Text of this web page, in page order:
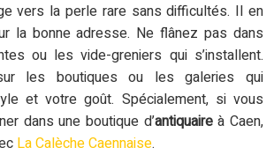
vers la perle rare sans difficultés. Il en
la bonne adresse. Ne flânez pas dans
ou les vide-greniers qui s’installent.
les boutiques ou les galeries qui
et votre goût. Spécialement, si vous
dans une boutique d’antiquaireà Caen,
La Calèche Caennaise.